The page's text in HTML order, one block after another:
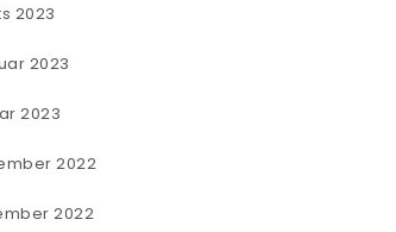
2023
2023
2023
2022
2022